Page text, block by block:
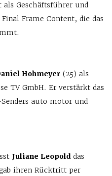
als Geschäftsführer und
Frame Content, die das
Hohmeyer (25) als
TV GmbH. Er verstärkt das
auto motor und
Juliane Leopold das
ihren Rücktritt per